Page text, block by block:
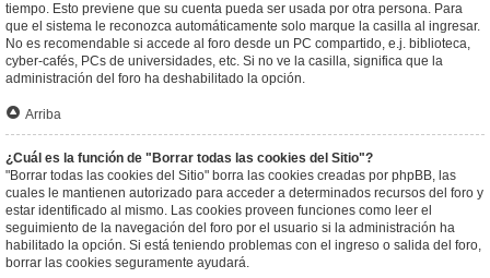
tiempo. Esto previene que su cuenta pueda ser usada por otra persona. Para
que el sistema le reconozca automáticamente solo marque la casilla al ingresar.
No es recomendable si accede al foro desde un PC compartido, e.j. biblioteca,
cyber-cafés, PCs de universidades, etc. Si no ve la casilla, significa que la
administración del foro ha deshabilitado la opción.
Arriba
¿Cuál es la función de "Borrar todas las cookies del Sitio"?
"Borrar todas las cookies del Sitio" borra las cookies creadas por phpBB, las
cuales le mantienen autorizado para acceder a determinados recursos del foro y
estar identificado al mismo. Las cookies proveen funciones como leer el
seguimiento de la navegación del foro por el usuario si la administración ha
habilitado la opción. Si está teniendo problemas con el ingreso o salida del foro,
borrar las cookies seguramente ayudará.